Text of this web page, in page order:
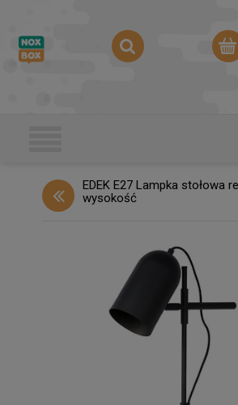
EDEK E27 Lampka stołowa
wysokość